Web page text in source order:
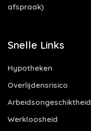
afspraak)
Snelle Links
Hypotheken
Overlijdensrisico
Arbeidsongeschiktheid
Werkloosheid